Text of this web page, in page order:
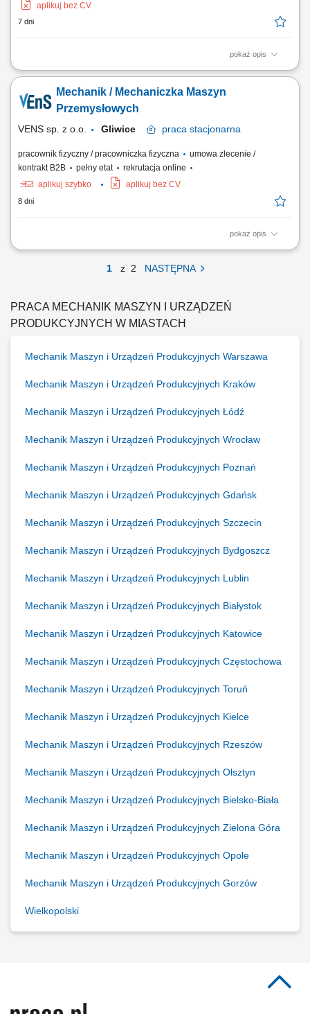
aplikuj bez CV
7 dni
pokaż opis
Obowiązki: Diagnozowanie i usuwanie awarii maszyn i urządzeń
Współpraca z zespołem w celu optymalizacji procesów, Prowadzenie
dokumentacji technicznej. Wymagania: Doświadczenie na stanowisku
Mechanik / Mechaniczka Maszyn
Przemysłowych
VENS sp. z o.o. Gliwice praca stacjonarna
pracownik fizyczny / pracowniczka fizyczna
umowa zlecenie /
kontrakt B2B
pełny etat
rekrutacja online
aplikuj szybko
aplikuj bez CV
8 dni
pokaż opis
Diagnozowanie awarii oraz wykonywanie napraw maszyn i urządzeń
działań zapobiegających awariom. Monitorowanie stanu technicznego
1 z 2 NASTĘPNA
PRACA MECHANIK MASZYN I URZĄDZEŃ
PRODUKCYJNYCH W MIASTACH
Mechanik Maszyn i Urządzeń Produkcyjnych Warszawa
Mechanik Maszyn i Urządzeń Produkcyjnych Kraków
Mechanik Maszyn i Urządzeń Produkcyjnych Łódź
Mechanik Maszyn i Urządzeń Produkcyjnych Wrocław
Mechanik Maszyn i Urządzeń Produkcyjnych Poznań
Mechanik Maszyn i Urządzeń Produkcyjnych Gdańsk
Mechanik Maszyn i Urządzeń Produkcyjnych Szczecin
Mechanik Maszyn i Urządzeń Produkcyjnych Bydgoszcz
Mechanik Maszyn i Urządzeń Produkcyjnych Lublin
Mechanik Maszyn i Urządzeń Produkcyjnych Białystok
Mechanik Maszyn i Urządzeń Produkcyjnych Katowice
Mechanik Maszyn i Urządzeń Produkcyjnych Częstochowa
Mechanik Maszyn i Urządzeń Produkcyjnych Toruń
Mechanik Maszyn i Urządzeń Produkcyjnych Kielce
Mechanik Maszyn i Urządzeń Produkcyjnych Rzeszów
Mechanik Maszyn i Urządzeń Produkcyjnych Olsztyn
Mechanik Maszyn i Urządzeń Produkcyjnych Bielsko-Biała
Mechanik Maszyn i Urządzeń Produkcyjnych Zielona Góra
Mechanik Maszyn i Urządzeń Produkcyjnych Opole
Mechanik Maszyn i Urządzeń Produkcyjnych Gorzów
Wielkopolski